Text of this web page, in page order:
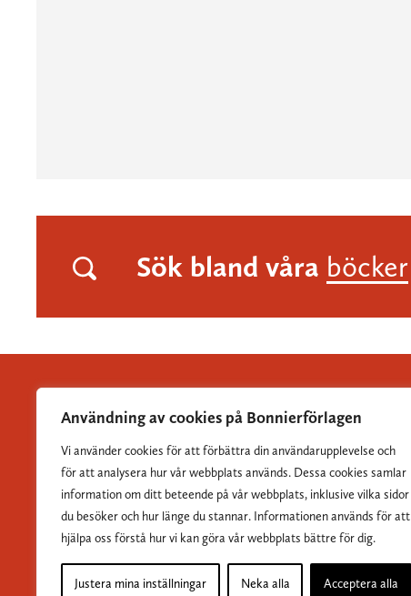
Användning av cookies på Bonnierförlagen
Vi använder cookies för att förbättra din användarupplevelse och
för att analysera hur vår webbplats används. Dessa cookies samlar
information om ditt beteende på vår webbplats, inklusive vilka sidor
du besöker och hur länge du stannar. Informationen används för att
hjälpa oss förstå hur vi kan göra vår webbplats bättre för dig.
Justera mina inställningar Neka alla Acceptera alla
Sök bland våra böcker
Albert Bonniers Förlag grundades 1837 och är Sveriges
största skönlitterära förlag.